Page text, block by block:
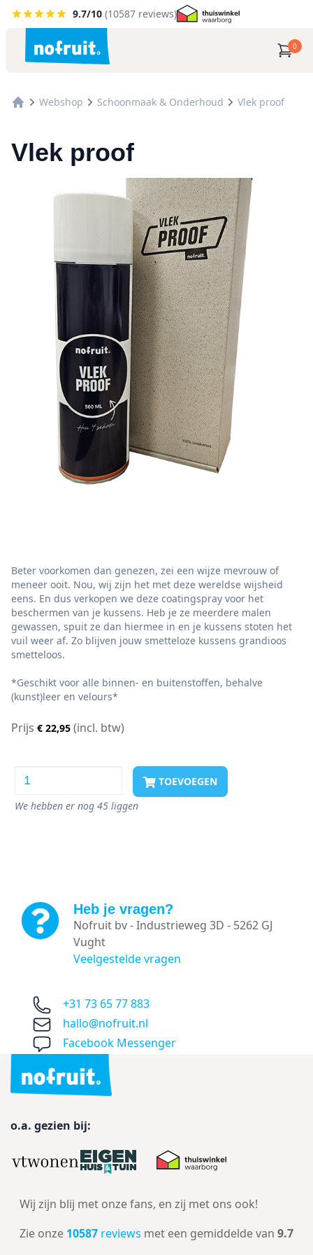
9.7/10 (10587 reviews)
0
Webshop Schoonmaak & Onderhoud Vlek proof
Vlek proof
Beter voorkomen dan genezen, zei een wijze mevrouw of
meneer ooit. Nou, wij zijn het met deze wereldse wijsheid
eens. En dus verkopen we deze coatingspray voor het
beschermen van je kussens. Heb je ze meerdere malen
gewassen, spuit ze dan hiermee in en je kussens stoten het
vuil weer af. Zo blijven jouw smetteloze kussens grandioos
smetteloos.
*Geschikt voor alle binnen- en buitenstoffen, behalve
(kunst)leer en velours*
Prijs € 22,95 (incl. btw)
TOEVOEGEN
We hebben er nog 45 liggen
Heb je vragen?
Nofruit bv - Industrieweg 3D - 5262 GJ
Vught
Veelgestelde vragen
+31 73 65 77 883
hallo@nofruit.nl
Facebook Messenger
o.a. gezien bij:
Wij zijn blij met onze fans, en zij met ons ook!
Zie onze 10587 reviews met een gemiddelde van 9.7